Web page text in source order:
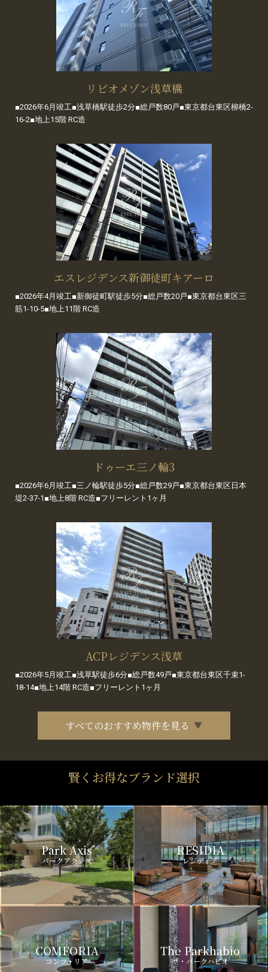
リビオメゾン浅草橋
■2026年6月竣工■浅草橋駅徒歩2分■総戸数80戸■東京都台東区柳橋2-
16-2■地上15階 RC造
エスレジデンス新御徒町キアーロ
■2026年4月竣工■新御徒町駅徒歩5分■総戸数20戸■東京都台東区三
筋1-10-5■地上11階 RC造
ドゥーエ三ノ輪3
■2026年6月竣工■三ノ輪駅徒歩5分■総戸数29戸■東京都台東区日本
堤2-37-1■地上8階 RC造■フリーレント1ヶ月
ACPレジデンス浅草
■2026年5月竣工■浅草駅徒歩6分■総戸数49戸■東京都台東区千束1-
18-14■地上14階 RC造■フリーレント1ヶ月
すべてのおすすめ物件を見る
賢くお得なブランド選択
Park Axis
パークアクシス
RESIDIA
レジディア
COMFORIA
コンフォリア
The Parkhabio
ザ・パークハビオ